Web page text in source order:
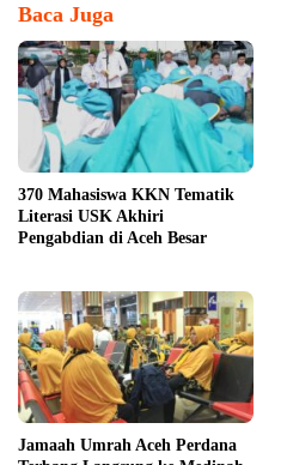
Baca Juga
370 Mahasiswa KKN Tematik
Literasi USK Akhiri
Pengabdian di Aceh Besar
Jamaah Umrah Aceh Perdana